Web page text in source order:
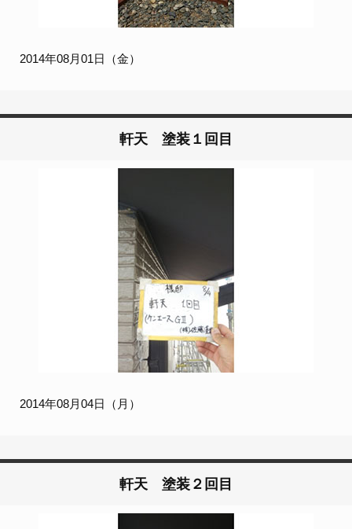
2014年08月01日（金）
軒天 塗装１回目
2014年08月04日（月）
軒天 塗装２回目